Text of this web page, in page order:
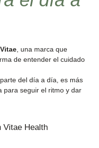
Vitae , una marca que
de entender el cuidado
del día a día, es más
para seguir el ritmo y dar
Vitae Health